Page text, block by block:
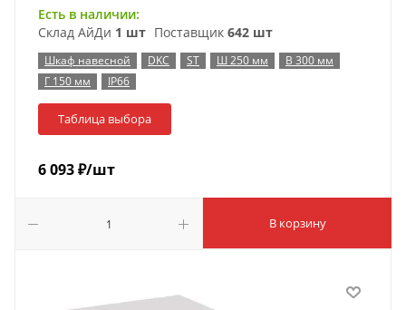
Есть в наличии:
Склад АйДи 1 шт Поставщик 642 шт
Шкаф навесной DKC ST Ш 250 мм
В 300 мм
Г 150 мм
IP66
Таблица выбора
6 093₽/шт
В корзину